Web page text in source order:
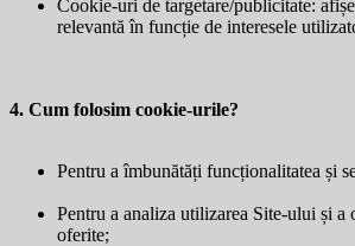
Cookie-uri de targetare/publicitate:
relevantă în funcție de interesele
4. Cum folosim cookie-urile?
Pentru a îmbunătăți funcționalitatea și
Pentru a analiza utilizarea Site-ului și a
oferite;